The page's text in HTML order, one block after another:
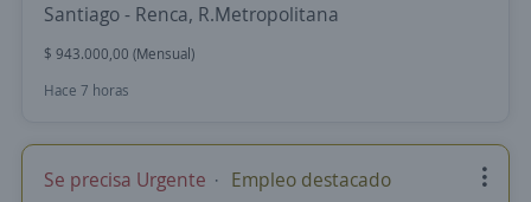
Santiago - Renca, R.Metropolitana
$ 943.000,00 (Mensual)
Hace 7 horas
Se precisa Urgente Empleo destacado